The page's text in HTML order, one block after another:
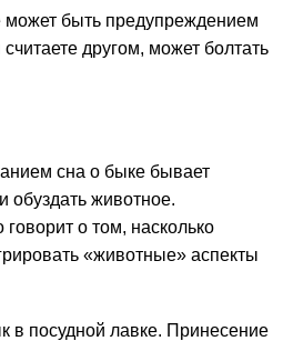
быть предупреждением
другом, может болтать
сна о быке бывает
обуздать животное.
говорит о том, насколько
«животные» аспекты
посудной лавке. Принесение